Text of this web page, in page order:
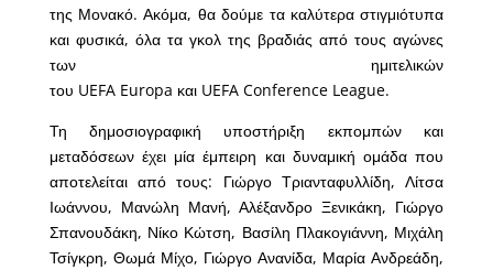
της Μονακό. Ακόμα, θα δούμε τα καλύτερα στιγμιότυπα
και φυσικά, όλα τα γκολ της βραδιάς από τους αγώνες
των ημιτελικών
του UEFA Europa και UEFA Conference League.
Τη δημοσιογραφική υποστήριξη εκπομπών και
μεταδόσεων έχει μία έμπειρη και δυναμική ομάδα που
αποτελείται από τους: Γιώργο Τριανταφυλλίδη, Λίτσα
Ιωάννου, Μανώλη Μανή, Αλέξανδρο Ξενικάκη, Γιώργο
Σπανουδάκη, Νίκο Κώτση, Βασίλη Πλακογιάννη, Μιχάλη
Τσίγκρη, Θωμά Μίχο, Γιώργο Ανανίδα, Μαρία Ανδρεάδη,